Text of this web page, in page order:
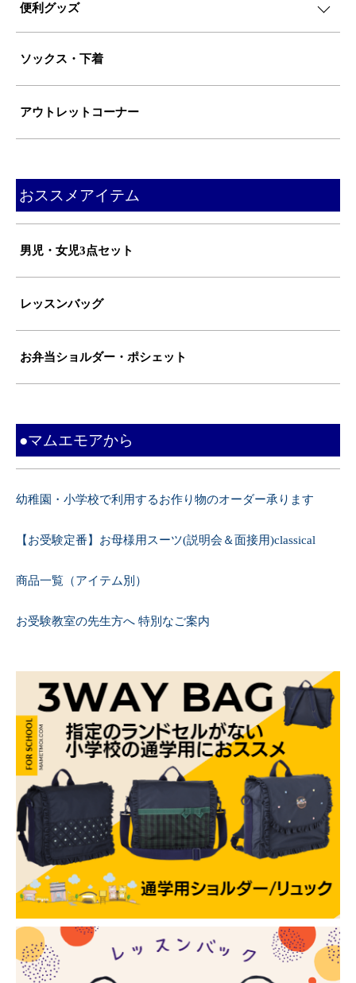
便利グッズ
ソックス・下着
アウトレットコーナー
おススメアイテム
男児・女児3点セット
レッスンバッグ
お弁当ショルダー・ポシェット
●マムエモアから
幼稚園・小学校で利用するお作り物のオーダー承ります
【お受験定番】お母様用スーツ(説明会＆面接用)classical
商品一覧（アイテム別）
お受験教室の先生方へ 特別なご案内